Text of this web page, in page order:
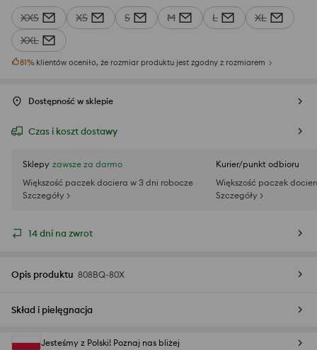
XXS XS S M L
XL
XXL
81% klientów oceniło, że rozmiar produktu jest zgodny z rozmiarem
Dostępność w sklepie
Czas i koszt dostawy
Sklepy zawsze za darmo
Większość paczek dociera w 3 dni robocze
Szczegóły >
Kurier/punkt odbioru
Większość paczek
Szczegóły >
14 dni na zwrot
Opis produktu 808BQ-80X
Skład i pielęgnacja
Jesteśmy z Polski! Poznaj nas bliżej